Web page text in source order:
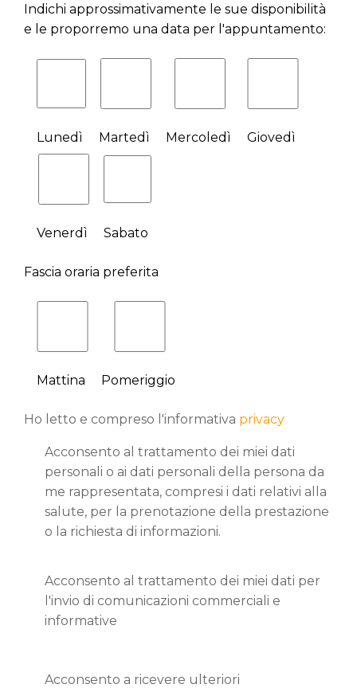
Indichi approssimativamente le sue disponibilità
e le proporremo una data per l'appuntamento:
Lunedì Martedì Mercoledì Giovedì
Venerdì Sabato
Fascia oraria preferita
Mattina Pomeriggio
Ho letto e compreso l'informativa privacy
Acconsento al trattamento dei miei dati
personali o ai dati personali della persona da
me rappresentata, compresi i dati relativi alla
salute, per la prenotazione della prestazione
o la richiesta di informazioni.
Acconsento al trattamento dei miei dati per
l'invio di comunicazioni commerciali e
informative
Acconsento a ricevere ulteriori